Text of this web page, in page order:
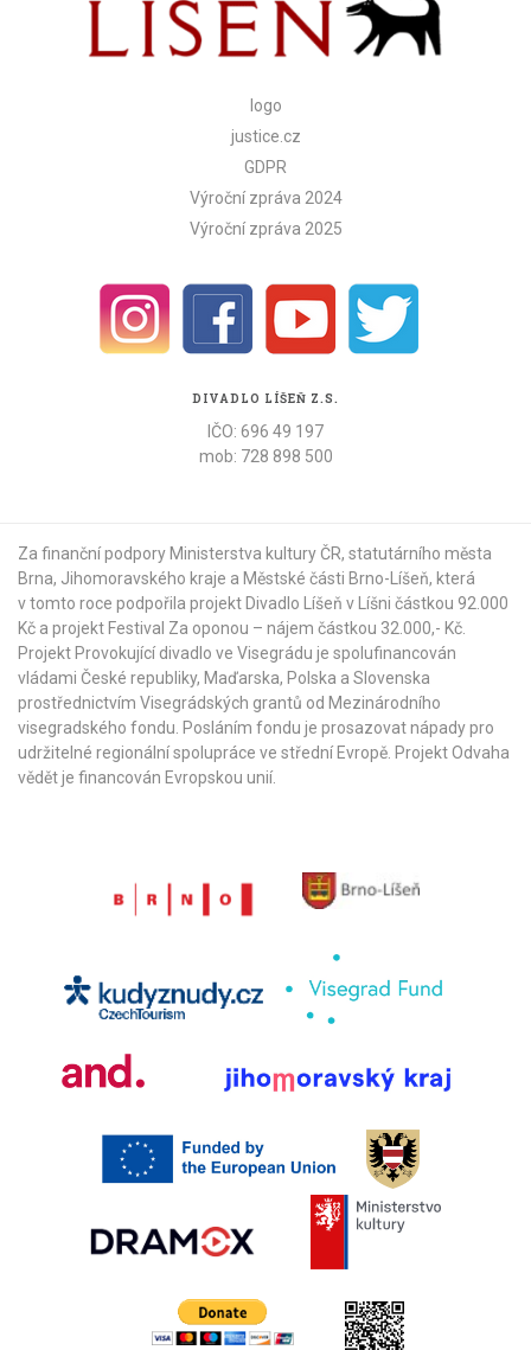
logo
justice.cz
GDPR
Výroční zpráva 2024
Výroční zpráva 2025
DIVADLO LÍŠEŇ Z.S.
IČO: 696 49 197
mob: 728 898 500
Za finanční podpory Ministerstva kultury ČR, statutárního města
Brna, Jihomoravského kraje a Městské části Brno-Líšeň, která
v tomto roce podpořila projekt Divadlo Líšeň v Líšni částkou 92.000
Kč a projekt Festival Za oponou – nájem částkou 32.000,- Kč.
Projekt Provokující divadlo ve Visegrádu je spolufinancován
vládami České republiky, Maďarska, Polska a Slovenska
prostřednictvím Visegrádských grantů od Mezinárodního
visegradského fondu . Posláním fondu je prosazovat nápady pro
udržitelné regionální spolupráce ve střední Evropě. Projekt Odvaha
vědět je financován Evropskou unií.